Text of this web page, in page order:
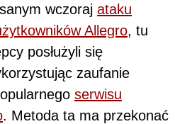
wczoraj ataku
Allegro, tu
posłużyli się
zaufanie
serwisu
. Metoda ta ma przekonać